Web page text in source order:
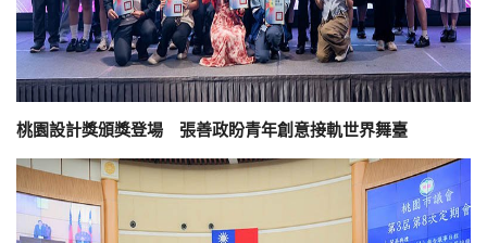
桃園設計獎頒獎登場 張善政盼青年創意接軌世界舞臺